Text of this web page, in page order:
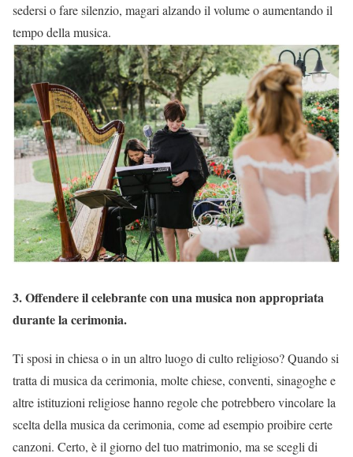
sedersi o fare silenzio, magari alzando il volume o aumentando il
tempo della musica.
3. Offendere il celebrante con una musica non appropriata
durante la cerimonia.
Ti sposi in chiesa o in un altro luogo di culto religioso? Quando si
tratta di musica da cerimonia, molte chiese, conventi, sinagoghe e
altre istituzioni religiose hanno regole che potrebbero vincolare la
scelta della musica da cerimonia, come ad esempio proibire certe
canzoni. Certo, è il giorno del tuo matrimonio, ma se scegli di